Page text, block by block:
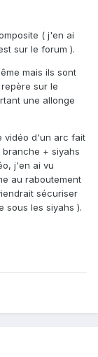
( j'en ai
sur le forum ).
mais ils sont
sur le
une allonge
vidéo d'un arc fait
+ siyahs
j'en ai vu
au raboutement
sécuriser
sous les siyahs ).